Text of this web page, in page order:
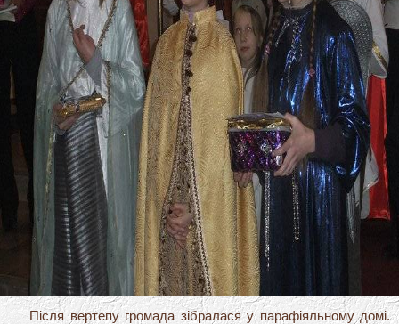
Після вертепу громада зібралася у парафіяльному домі.